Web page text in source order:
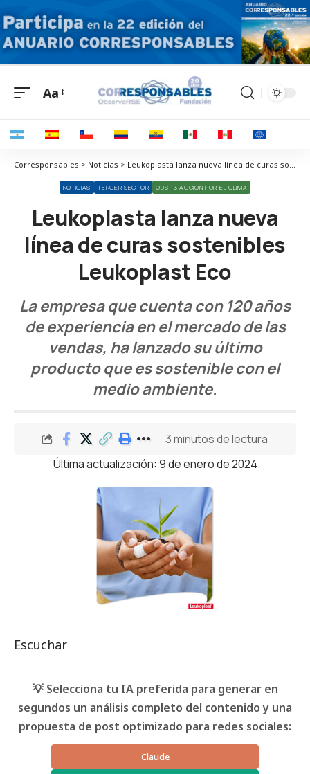
Aa
Corresponsables > Noticias > Leukoplasta lanza nueva línea de curas sostenibles Leukoplast Eco
NOTICIAS TERCER SECTOR ODS 13 ACCIÓN POR EL CLIMA
Leukoplasta lanza nueva
línea de curas sostenibles
Leukoplast Eco
La empresa que cuenta con 120 años
de experiencia en el mercado de las
vendas, ha lanzado su último
producto que es sostenible con el
medio ambiente.
Última actualización: 9 de enero de 2024
3 minutos de lectura
Escuchar
💡 Selecciona tu IA preferida para generar en
segundos un análisis completo del contenido y una
propuesta de post optimizado para redes sociales:
Claude